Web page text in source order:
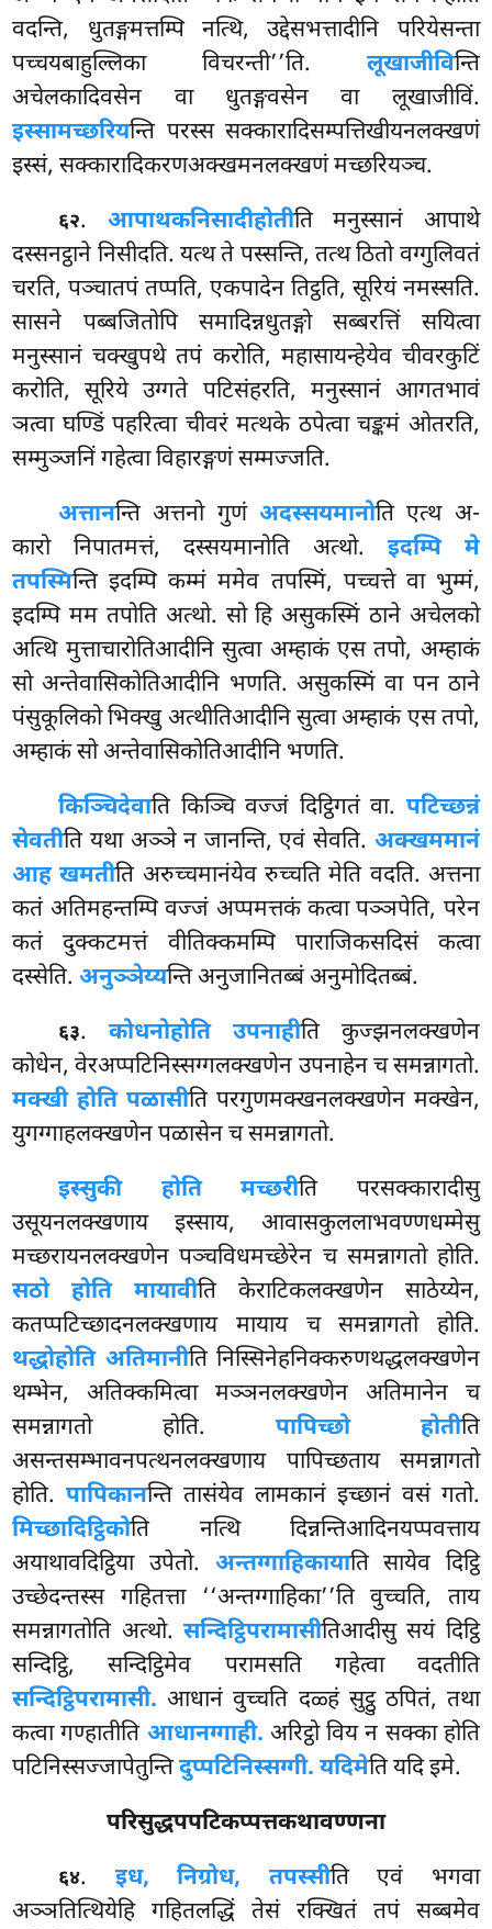
वदन्ति, धुतङ्गमत्तम्पि नत्थि, उद्देसभत्तादीनि परियेसन्ता
पच्चयबाहुल्लिका विचरन्ती’’ति. लूखाजीविन्ति
अचेलकादिवसेन वा धुतङ्गवसेन वा लूखाजीविं.
इस्सामच्छरियन्ति परस्स सक्कारादिसम्पत्तिखीयनलक्खणं
इस्सं, सक्कारादिकरणअक्खमनलक्खणं मच्छरियञ्च.
६२. आपाथकनिसादीहोतीति मनुस्सानं आपाथे
दस्सनट्ठाने निसीदति. यत्थ ते पस्सन्ति, तत्थ ठितो वग्गुलिवतं
चरति, पञ्चातपं तप्पति, एकपादेन तिट्ठति, सूरियं नमस्सति.
सासने पब्बजितोपि समादिन्नधुतङ्गो सब्बरत्तिं सयित्वा
मनुस्सानं चक्खुपथे तपं करोति, महासायन्हेयेव चीवरकुटिं
करोति, सूरिये उग्गते पटिसंहरति, मनुस्सानं आगतभावं
ञत्वा घण्डिं पहरित्वा चीवरं मत्थके ठपेत्वा चङ्कमं ओतरति,
सम्मुञ्जनिं गहेत्वा विहारङ्गणं सम्मज्जति.
अत्तानन्ति अत्तनो गुणंअदस्सयमानोति एत्थ अ-
कारो निपातमत्तं, दस्सयमानोति अत्थो. इदम्पि मे
तपस्मिन्ति इदम्पि कम्मं ममेव तपस्मिं, पच्चत्ते वा भुम्मं,
इदम्पि मम तपोति अत्थो. सो हि असुकस्मिं ठाने अचेलको
अत्थि मुत्ताचारोतिआदीनि सुत्वा अम्हाकं एस तपो, अम्हाकं
सो अन्तेवासिकोतिआदीनि भणति. असुकस्मिं वा पन ठाने
पंसुकूलिको भिक्खु अत्थीतिआदीनि सुत्वा अम्हाकं एस तपो,
अम्हाकं सो अन्तेवासिकोतिआदीनि भणति.
किञ्चिदेवाति किञ्चि वज्जं दिट्ठिगतं वा. पटिच्छन्नं
सेवतीति यथा अञ्ञे न जानन्ति, एवं सेवति. अक्खममानं
आह खमतीति अरुच्चमानंयेव रुच्चति मेति वदति. अत्तना
कतं अतिमहन्तम्पि वज्जं अप्पमत्तकं कत्वा पञ्ञपेति, परेन
कतं दुक्कटमत्तं वीतिक्कमम्पि पाराजिकसदिसं कत्वा
दस्सेति.अनुञ्ञेय्यन्ति अनुजानितब्बं अनुमोदितब्बं.
६३. कोधनोहोति उपनाहीति कुज्झनलक्खणेन
कोधेन, वेरअप्पटिनिस्सग्गलक्खणेन उपनाहेन च समन्नागतो.
मक्खी होति पळासीति परगुणमक्खनलक्खणेन मक्खेन,
युगग्गाहलक्खणेन पळासेन च समन्नागतो.
इस्सुकी होति मच्छरीति परसक्कारादीसु
उसूयनलक्खणाय इस्साय, आवासकुललाभवण्णधम्मेसु
मच्छरायनलक्खणेन पञ्चविधमच्छेरेन च समन्नागतो होति.
सठो होति मायावीति केराटिकलक्खणेन साठेय्येन,
कतप्पटिच्छादनलक्खणाय मायाय च समन्नागतो होति.
थद्धोहोति अतिमानीति निस्सिनेहनिक्करुणथद्धलक्खणेन
थम्भेन, अतिक्कमित्वा मञ्ञनलक्खणेन अतिमानेन च
समन्नागतो होति. पापिच्छो होतीति
असन्तसम्भावनपत्थनलक्खणाय पापिच्छताय समन्नागतो
होति.पापिकानन्ति तासंयेव लामकानं इच्छानं वसं गतो.
मिच्छादिट्ठिकोति नत्थि दिन्नन्तिआदिनयप्पवत्ताय
अयाथावदिट्ठिया उपेतो. अन्तग्गाहिकायाति सायेव दिट्ठि
उच्छेदन्तस्स गहितत्ता ‘‘अन्तग्गाहिका’’ति वुच्चति, ताय
समन्नागतोति अत्थो. सन्दिट्ठिपरामासीतिआदीसु सयं दिट्ठि
सन्दिट्ठि, सन्दिट्ठिमेव परामसति गहेत्वा वदतीति
सन्दिट्ठिपरामासी. आधानं वुच्चति दळ्हं सुट्ठु ठपितं, तथा
कत्वा गण्हातीति आधानग्गाही. अरिट्ठो विय न सक्का होति
पटिनिस्सज्जापेतुन्तिदुप्पटिनिस्सग्गी. यदिमेति यदि इमे.
परिसुद्धपपटिकप्पत्तकथावण्णना
६४. इध, निग्रोध, तपस्सीति एवं भगवा
अञ्ञतित्थियेहि गहितलद्धिं तेसं रक्खितं तपं सब्बमेव